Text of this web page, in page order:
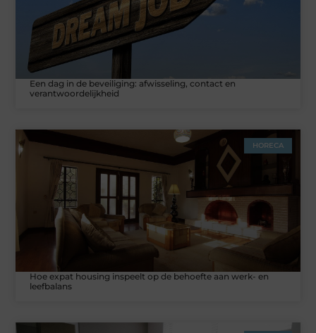
Een dag in de beveiliging: afwisseling, contact en
verantwoordelijkheid
HORECA
Hoe expat housing inspeelt op de behoefte aan werk- en
leefbalans